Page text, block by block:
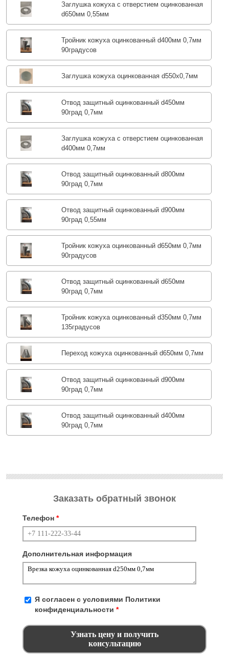
Заглушка кожуха с отверстием оцинкованная
d650мм 0,55мм
Тройник кожуха оцинкованный d400мм 0,7мм
90градусов
Заглушка кожуха оцинкованная d550х0,7мм
Отвод защитный оцинкованный d450мм
90град 0,7мм
Заглушка кожуха с отверстием оцинкованная
d400мм 0,7мм
Отвод защитный оцинкованный d800мм
90град 0,7мм
Отвод защитный оцинкованный d900мм
90град 0,55мм
Тройник кожуха оцинкованный d650мм 0,7мм
90градусов
Отвод защитный оцинкованный d650мм
90град 0,7мм
Тройник кожуха оцинкованный d350мм 0,7мм
135градусов
Переход кожуха оцинкованный d650мм 0,7мм
Отвод защитный оцинкованный d900мм
90град 0,7мм
Отвод защитный оцинкованный d400мм
90град 0,7мм
Заказать обратный звонок
Телефон *
Дополнительная информация
Я согласен с условиями Политики
конфиденциальности *